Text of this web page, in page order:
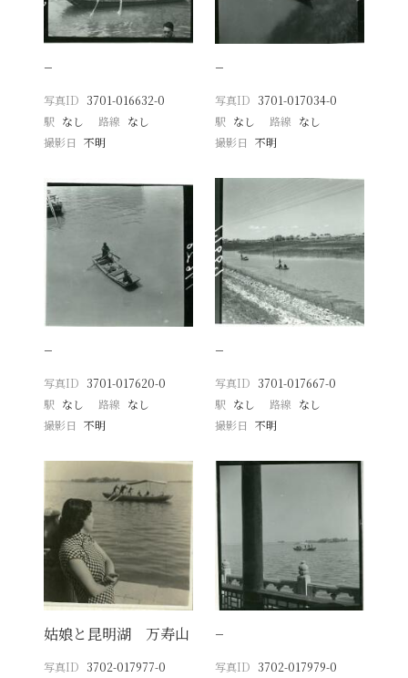
−
写真ID 3701-016632-0
駅 なし 路線 なし
撮影日
不明
−
写真ID 3701-017034-0
駅 なし 路線 なし
撮影日 不明
−
写真ID 3701-017620-0
駅 なし 路線 なし
撮影日
不明
−
写真ID 3701-017667-0
駅 なし 路線 なし
撮影日 不明
姑娘と昆明湖 万寿山
写真ID 3702-017977-0
−
写真ID 3702-017979-0